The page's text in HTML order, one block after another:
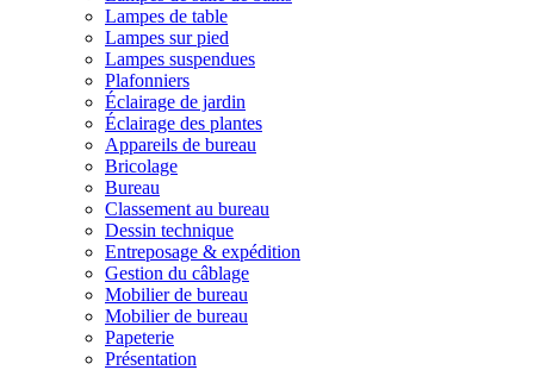
Lampes de table
Lampes sur pied
Lampes suspendues
Plafonniers
Éclairage de jardin
Éclairage des plantes
Appareils de bureau
Bricolage
Bureau
Classement au bureau
Dessin technique
Entreposage & expédition
Gestion du câblage
Mobilier de bureau
Mobilier de bureau
Papeterie
Présentation